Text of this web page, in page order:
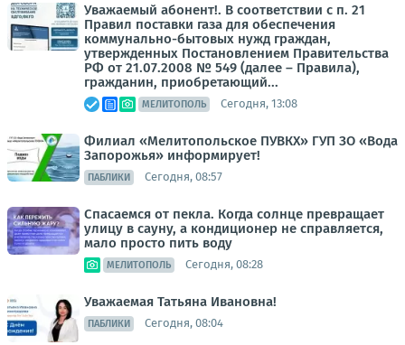
Уважаемый абонент!. В соответствии с п. 21
Правил поставки газа для обеспечения
коммунально-бытовых нужд граждан,
утвержденных Постановлением Правительства
РФ от 21.07.2008 № 549 (далее – Правила),
гражданин, приобретающий...
МЕЛИТОПОЛЬ Сегодня, 13:08
Филиал «Мелитопольское ПУВКХ» ГУП ЗО «Вода
Запорожья» информирует!
ПАБЛИКИ Сегодня, 08:57
Спасаемся от пекла. Когда солнце превращает
улицу в сауну, а кондиционер не справляется,
мало просто пить воду
МЕЛИТОПОЛЬ Сегодня, 08:28
Уважаемая Татьяна Ивановна!
ПАБЛИКИ Сегодня, 08:04